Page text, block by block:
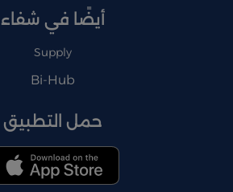
أيضًا في شفاء
Supply
Bi-Hub
حمل التطبيق